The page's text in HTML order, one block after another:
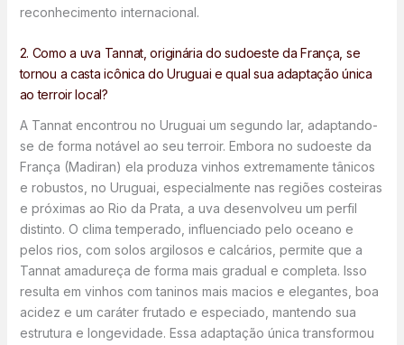
reconhecimento internacional.
2. Como a uva Tannat, originária do sudoeste da França, se
tornou a casta icônica do Uruguai e qual sua adaptação única
ao terroir local?
A Tannat encontrou no Uruguai um segundo lar, adaptando-
se de forma notável ao seu terroir. Embora no sudoeste da
França (Madiran) ela produza vinhos extremamente tânicos
e robustos, no Uruguai, especialmente nas regiões costeiras
e próximas ao Rio da Prata, a uva desenvolveu um perfil
distinto. O clima temperado, influenciado pelo oceano e
pelos rios, com solos argilosos e calcários, permite que a
Tannat amadureça de forma mais gradual e completa. Isso
resulta em vinhos com taninos mais macios e elegantes, boa
acidez e um caráter frutado e especiado, mantendo sua
estrutura e longevidade. Essa adaptação única transformou